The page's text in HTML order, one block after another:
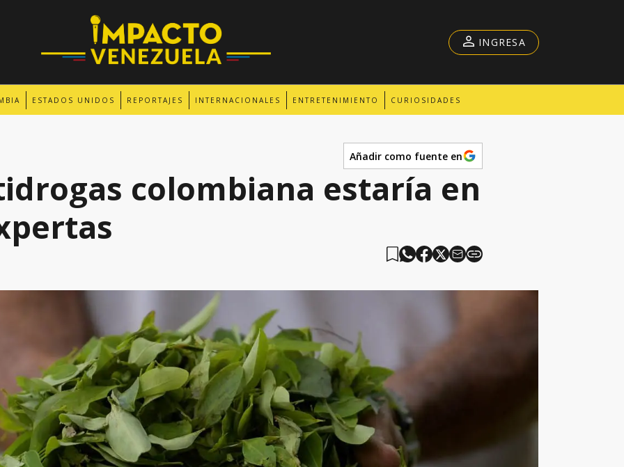
ESTADOS UNIDOS REPORTAJES INTERNACIONALES ENTRETENIMIENTO CURIOSIDADES
INGRESA
Añadir como fuente en
colombiana estaría en